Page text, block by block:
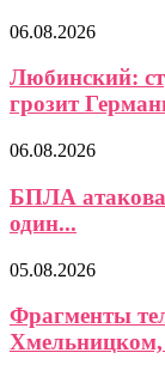
06.08.2026
Любинский:
грозит
06.08.2026
БПЛА
один...
05.08.2026
Фрагменты
Хмельницком,